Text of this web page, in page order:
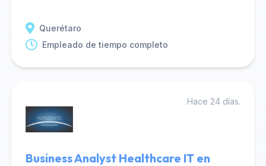
Querétaro
Empleado de tiempo completo
Hace 24 días.
Business Analyst Healthcare IT en